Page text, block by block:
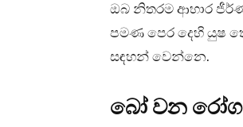
ඔබ නිතරම ආහාර
පමණ පෙර දෙහි යුෂ
සඳහන් වෙන්නෙ.
බෝ වන රෝග